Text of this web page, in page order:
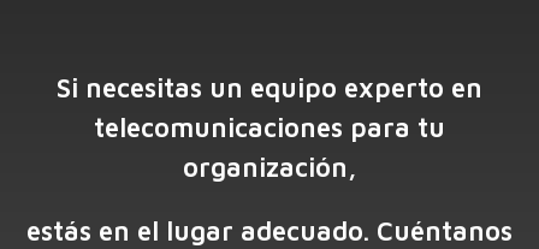
Si necesitas un equipo experto en
telecomunicaciones para tu
organización,
estás en el lugar adecuado. Cuéntanos